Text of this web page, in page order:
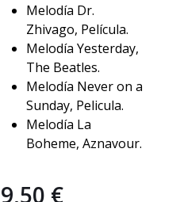
9,50 €
Melodía Dr.
Zhivago, Película.
Melodía Yesterday,
The Beatles.
Melodía Never on a
Sunday, Pelicula.
Melodía La
Boheme, Aznavour.